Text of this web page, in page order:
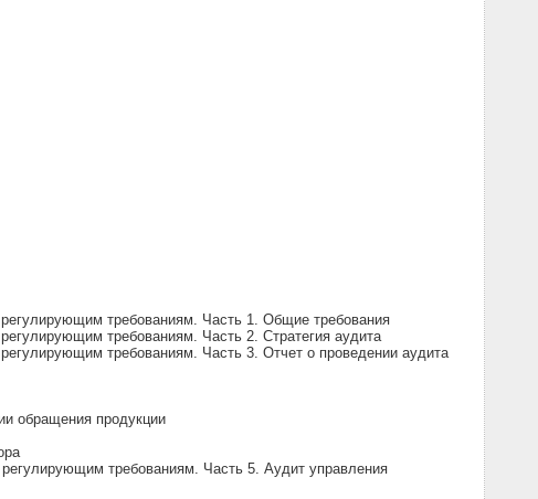
регулирующим требованиям. Часть 1. Общие требования
требованиям. Часть 2. Стратегия аудита
требованиям. Часть 3. Отчет о проведении аудита
обращения продукции
регулирующим требованиям. Часть 5. Аудит управления